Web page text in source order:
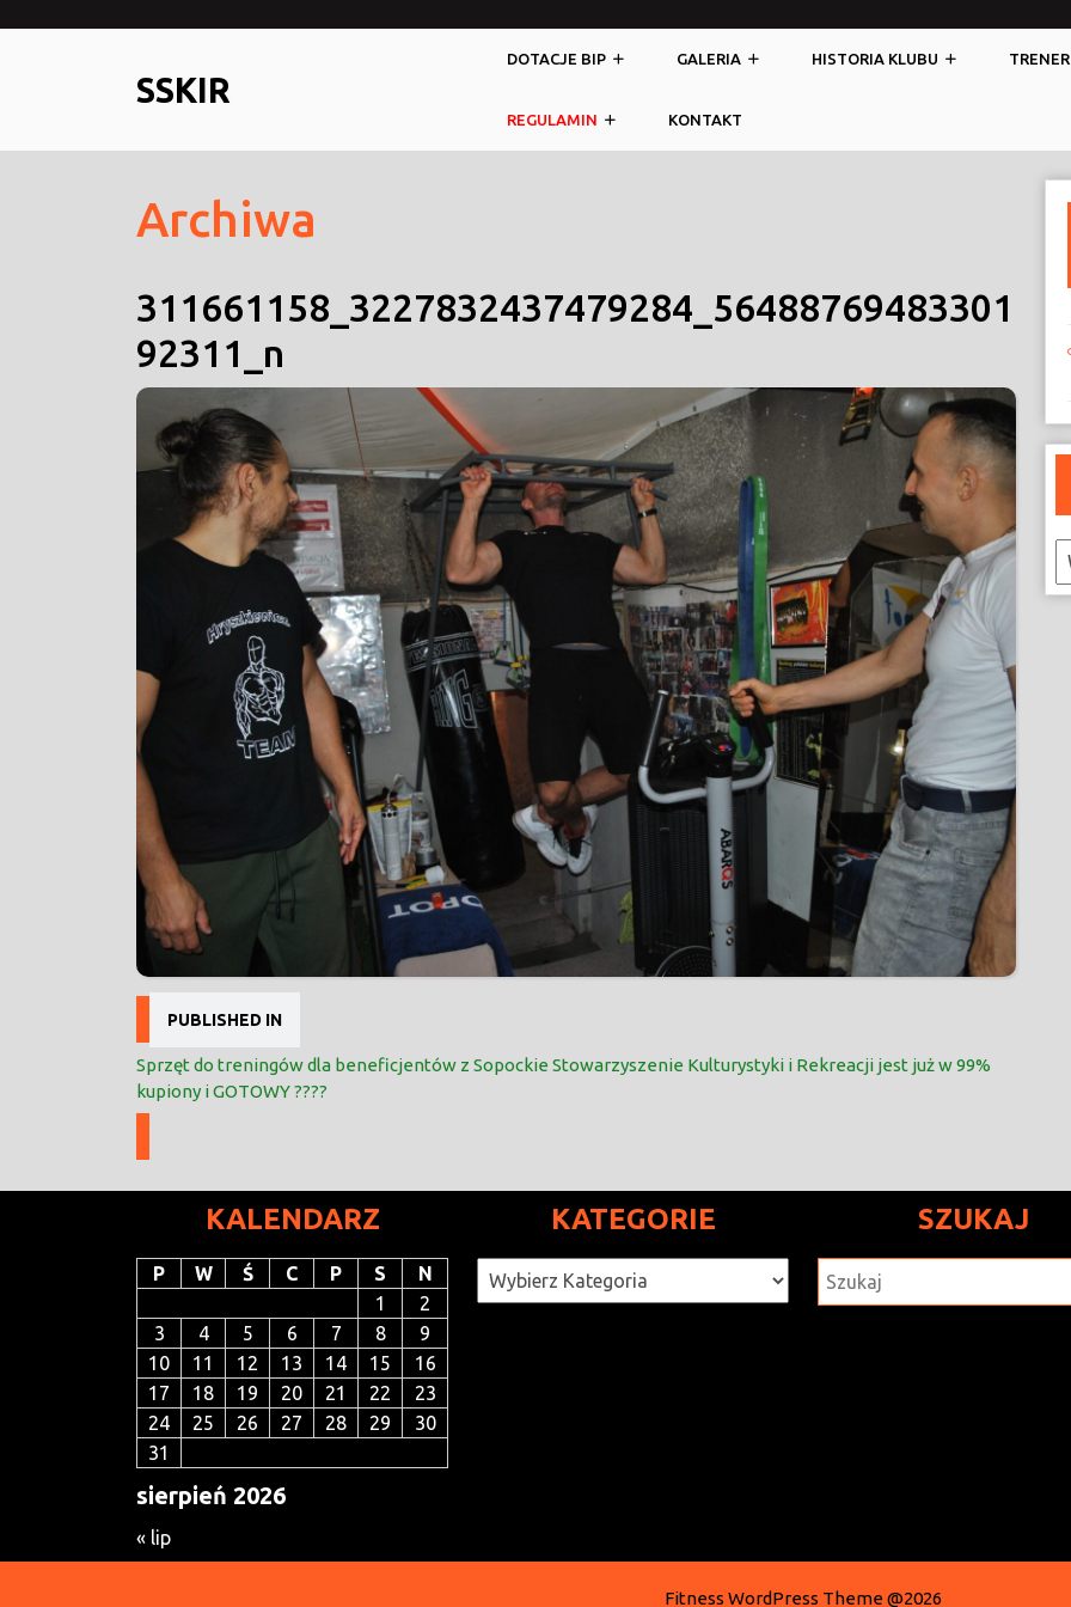
SSKIR
DOTACJE BIP GALERIA HISTORIA KLUBU
REGULAMIN KONTAKT
Archiwa
311661158_3227832437479284_56488769483301
92311_n
Nawigacja
wpisu
PUBLISHED IN
Sprzęt do treningów dla beneficjentów z Sopockie Stowarzyszenie Kulturystyki i Rekreacji jest już w 99%
kupiony i GOTOWY ????
KALENDARZ
sierpień 2026
P W Ś C P S
N
1
2
3
4 5 6 7 8
9
10
11 12 13 14 15
16
17
18 19 20 21 22
23
24
25 26 27 28 29
30
31
« lip
KATEGORIE
Kategorie
SZUKAJ
Fitness WordPress Theme@2026